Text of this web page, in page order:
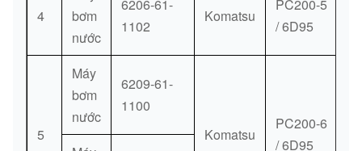
6310
6138-
11-
6511
KẾT NỐI,
0,38
44
6138-
11-
KẾT NỐI,
0,38
4
bơm
nước
6206-61-
1102
Komatsu
PC200-5
/ 6D95
5
Máy
bơm
nước
6209-61-
1100
Komatsu
PC200-6
/ 6D95